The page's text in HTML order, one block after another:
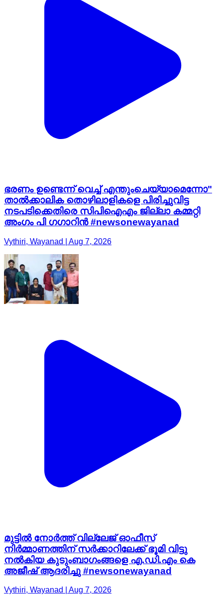
ഭരണം ഉണ്ടെന്ന് വെച്ച് എന്തുംചെയ്യാമെന്നോ"
താൽക്കാലിക തൊഴിലാളികളെ പിരിച്ചുവിട്ട
നടപടിക്കെതിരെ സിപിഐഎം ജില്ലാ കമ്മറ്റി
അംഗം പി ഗഗാറിൻ #newsonewayanad
Vythiri, Wayanad | Aug 7, 2026
മുട്ടില്‍ നോര്‍ത്ത് വില്ലേജ് ഓഫീസ്
നിര്‍മ്മാണത്തിന് സര്‍ക്കാറിലേക്ക് ഭൂമി വിട്ടു
നല്‍കിയ കുടുംബാഗംങ്ങളെ എ.ഡി.എം കെ
അജീഷ് ആദരിച്ചു #newsonewayanad
Vythiri, Wayanad | Aug 7, 2026